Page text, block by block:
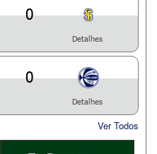
0
Detalhes
0
Detalhes
Ver Todos